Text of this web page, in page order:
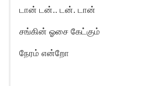
டான் டன்.. டன். டான்
சங்கின் ஓசை கேட்கும்
நேரம் என்றோ